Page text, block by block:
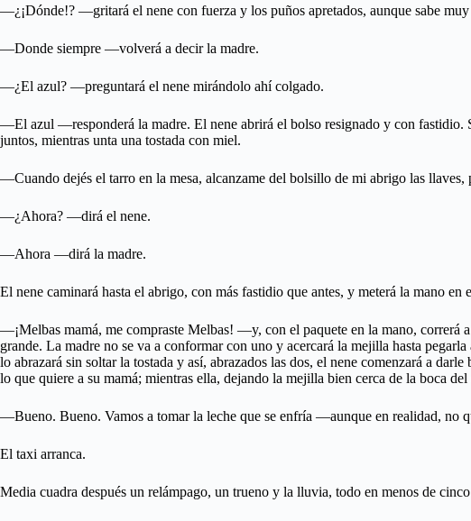
—¿¡Dónde!? —gritará el nene con fuerza y los puños apretados, aunque sabe
—Donde siempre —volverá a decir la madre.
—¿El azul? —preguntará el nene mirándolo ahí colgado.
—El azul —responderá la madre. El nene abrirá el bolso resignado y con fastidio.
juntos, mientras unta una tostada con miel.
—Cuando dejés el tarro en la mesa, alcanzame del bolsillo de mi abrigo las
—¿Ahora? —dirá el nene.
—Ahora —dirá la madre.
El nene caminará hasta el abrigo, con más fastidio que antes, y meterá la mano en
—¡Melbas mamá, me compraste Melbas! —y, con el paquete en la mano, correrá
grande. La madre no se va a conformar con uno y acercará la mejilla hasta
lo abrazará sin soltar la tostada y así, abrazados las dos, el nene comenzará a
lo que quiere a su mamá; mientras ella, dejando la mejilla bien cerca de la boca del
—Bueno. Bueno. Vamos a tomar la leche que se enfría —aunque en realidad, no
El taxi arranca.
Media cuadra después un relámpago, un trueno y la lluvia, todo en menos de